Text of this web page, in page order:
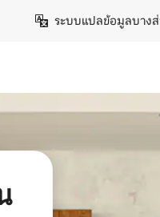
ระบบแปลข้อมูลบาง